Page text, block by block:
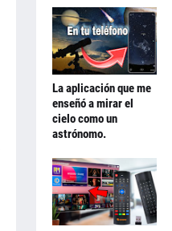
La aplicación que me
enseñó a mirar el
cielo como un
astrónomo.